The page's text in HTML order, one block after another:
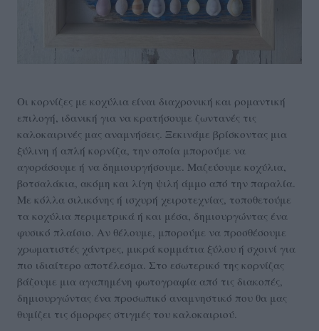
Οι κορνίζες με κοχύλια είναι διαχρονική και ρομαντική
επιλογή, ιδανική για να κρατήσουμε ζωντανές τις
καλοκαιρινές μας αναμνήσεις. Ξεκινάμε βρίσκοντας μια
ξύλινη ή απλή κορνίζα, την οποία μπορούμε να
αγοράσουμε ή να δημιουργήσουμε. Μαζεύουμε κοχύλια,
βοτσαλάκια, ακόμη και λίγη ψιλή άμμο από την παραλία.
Με κόλλα σιλικόνης ή ισχυρή χειροτεχνίας, τοποθετούμε
τα κοχύλια περιμετρικά ή και μέσα, δημιουργώντας ένα
φυσικό πλαίσιο. Αν θέλουμε, μπορούμε να προσθέσουμε
χρωματιστές χάντρες, μικρά κομμάτια ξύλου ή σχοινί για
πιο ιδιαίτερο αποτέλεσμα. Στο εσωτερικό της κορνίζας
βάζουμε μια αγαπημένη φωτογραφία από τις διακοπές,
δημιουργώντας ένα προσωπικό αναμνηστικό που θα μας
θυμίζει τις όμορφες στιγμές του καλοκαιριού.